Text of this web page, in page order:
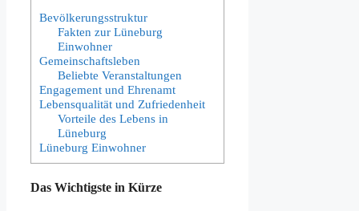
Bevölkerungsstruktur
Fakten zur Lüneburg
Einwohner
Gemeinschaftsleben
Beliebte Veranstaltungen
Engagement und Ehrenamt
Lebensqualität und Zufriedenheit
Vorteile des Lebens in
Lüneburg
Lüneburg Einwohner
Das Wichtigste in Kürze